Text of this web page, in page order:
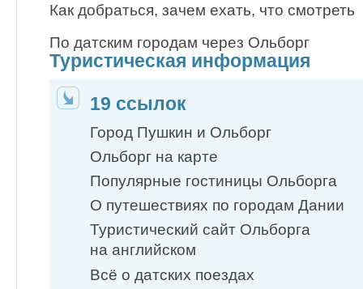
Как добраться, зачем ехать, что смотреть
По датским городам через Ольборг
Туристическая информация
19 ссылок
Город Пушкин и Ольборг
Ольборг на карте
Популярные гостиницы Ольборга
О путешествиях по городам Дании
Туристический сайт Ольборга
на английском
Всё о датских поездах